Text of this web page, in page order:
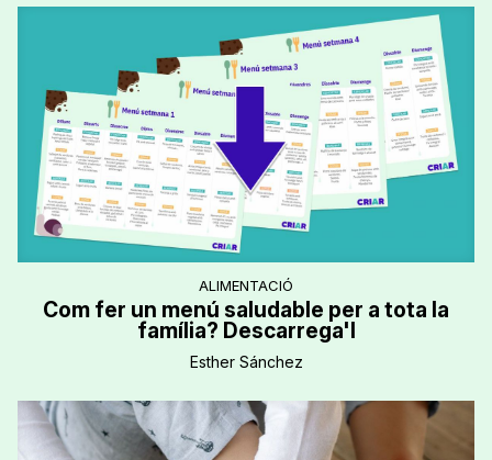
ALIMENTACIÓ
Com fer un menú saludable per a tota la
família? Descarrega'l
Esther Sánchez